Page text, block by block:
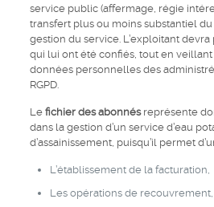
service public (affermage, régie
transfert plus ou moins substantiel
gestion du service. L’exploitant
qui lui ont été confiés, tout en
données personnelles des
RGPD.
Le fichier des abonnésreprésente
dans la gestion d’un service d’eau
d’assainissement, puisqu’il permet
L’établissement de la facturation,
Les opérations de recouvrement,